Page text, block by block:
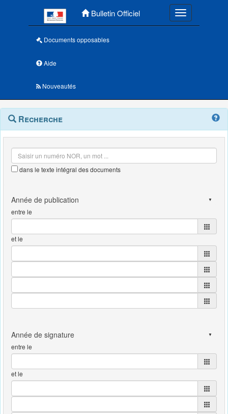
Bulletin Officiel Toggle
Documents opposables
Aide
Nouveautés
Navigation
outils
Menu
contextuel
Recherche
dans le texte intégral des documents
entre le
et le
entre le
et le